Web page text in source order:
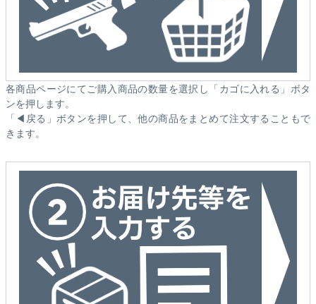
各商品ページにてご購入商品の数量を選択し「カゴに入れる」ボタ
ンを押します。
「◀戻る」ボタンを押して、他の商品をまとめて注文することもで
きます。